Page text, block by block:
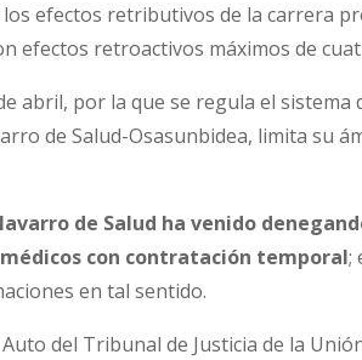
efectos retributivos de la carrera
efectos retroactivos máximos de
abril, por la que se regula el
de Salud-Osasunbidea, limita su
de Salud ha venido
con contratación temporal;
en tal sentido.
del Tribunal de Justicia de la